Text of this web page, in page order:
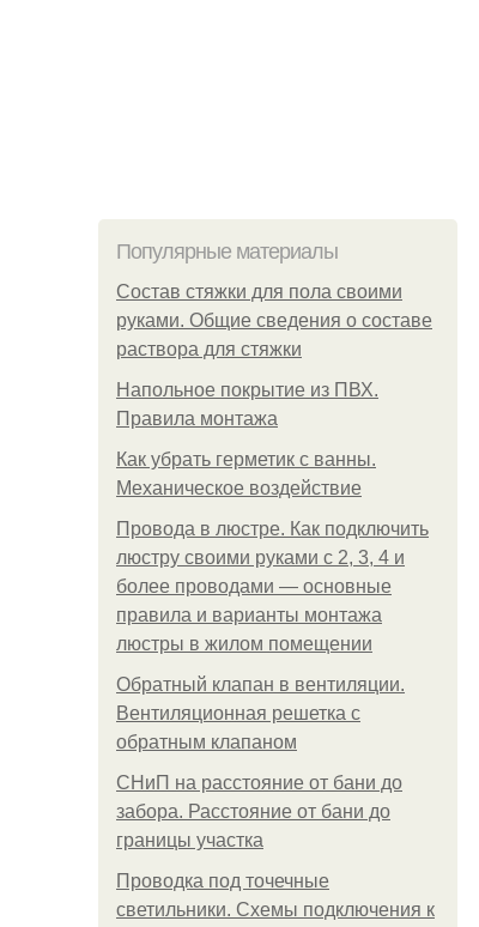
Популярные материалы
Состав стяжки для пола своими
руками. Общие сведения о составе
раствора для стяжки
Напольное покрытие из ПВХ.
Правила монтажа
Как убрать герметик с ванны.
Механическое воздействие
Провода в люстре. Как подключить
люстру своими руками с 2, 3, 4 и
более проводами — основные
правила и варианты монтажа
люстры в жилом помещении
Обратный клапан в вентиляции.
Вентиляционная решетка с
обратным клапаном
СНиП на расстояние от бани до
забора. Расстояние от бани до
границы участка
Проводка под точечные
светильники. Схемы подключения к